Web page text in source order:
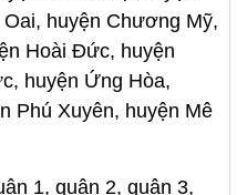
huyện Chương Mỹ,
Hoài Đức, huyện
huyện Ứng Hòa,
Phú Xuyên, huyện Mê
1, quận 2, quận 3,